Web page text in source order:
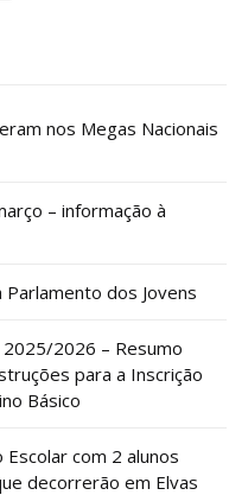
nos Megas Nacionais
– informação à
dos Jovens
2026 – Resumo
para a Inscrição
Básico
com 2 alunos
decorrerão em Elvas